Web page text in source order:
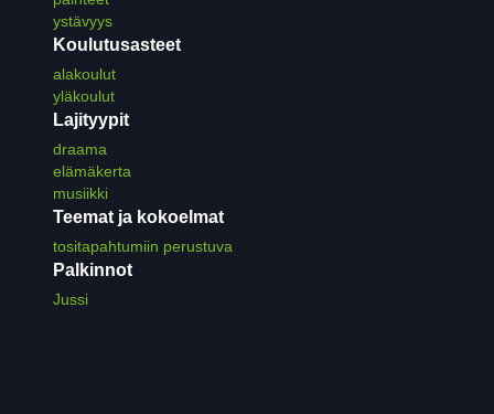
ystävyys
Koulutusasteet
alakoulut
yläkoulut
Lajityypit
draama
elämäkerta
musiikki
Teemat ja kokoelmat
tositapahtumiin perustuva
Palkinnot
Jussi